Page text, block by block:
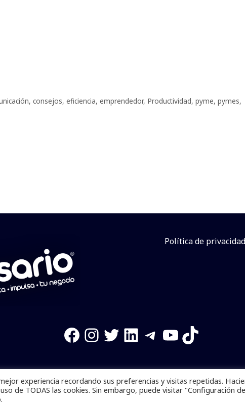
, consejos, eficiencia, emprendedor, Productividad, pyme, pymes,
Política de privacidad
Facebook
Instagram
Twitter
LinkedIn
Telegram
YouTube
TikTok
reservados. Se prohibe el uso de la información
Desarrollado poryalla ya!
experiencia recordando sus preferencias y visitas repetidas.
de TODAS las cookies. Sin embargo, puede visitar "Configuración de